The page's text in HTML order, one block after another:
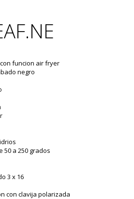
funcion air fryer
negro
50 a 250 grados
3 x 16
con clavija polarizada